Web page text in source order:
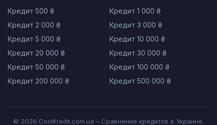
Кредит 500 ₴
Кредит 1 000 ₴
Кредит 2 000 ₴
Кредит 3 000 ₴
Кредит 5 000 ₴
Кредит 10 000 ₴
Кредит 20 000 ₴
Кредит 30 000 ₴
Кредит 50 000 ₴
Кредит 100 000 ₴
Кредит 200 000 ₴
Кредит 500 000 ₴
© 2026 CoolKredit.com.ua – Сравнение кредитов в Украине.